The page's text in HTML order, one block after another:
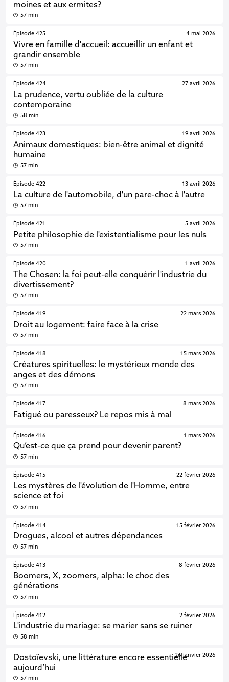
moines et aux ermites?
57 min
Épisode 425
Vivre en famille d'accueil: accueillir un enfant et
grandir ensemble
4 mai 2026
57 min
Épisode 424
La prudence, vertu oubliée de la culture
contemporaine
27 avril 2026
58 min
Épisode 423
Animaux domestiques: bien-être animal et dignité
humaine
19 avril 2026
57 min
Épisode 422
La culture de l'automobile, d'un pare-choc à l'autre
13 avril 2026
57 min
Épisode 421
Petite philosophie de l'existentialisme pour les nuls
5 avril 2026
57 min
Épisode 420
The Chosen: la foi peut-elle conquérir l'industrie du
divertissement?
1 avril 2026
57 min
Épisode 419
Droit au logement: faire face à la crise
22 mars 2026
57 min
Épisode 418
Créatures spirituelles: le mystérieux monde des
anges et des démons
15 mars 2026
57 min
Épisode 417
Fatigué ou paresseux? Le repos mis à mal
8 mars 2026
Épisode 416
Qu’est-ce que ça prend pour devenir parent?
1 mars 2026
57 min
Épisode 415
Les mystères de l'évolution de l'Homme, entre
science et foi
22 février 2026
57 min
Épisode 414
Drogues, alcool et autres dépendances
15 février 2026
57 min
Épisode 413
Boomers, X, zoomers, alpha: le choc des
générations
8 février 2026
57 min
Épisode 412
L'industrie du mariage: se marier sans se ruiner
2 février 2026
58 min
Dostoïevski, une littérature encore essentielle
aujourd’hui
26 janvier 2026
57 min